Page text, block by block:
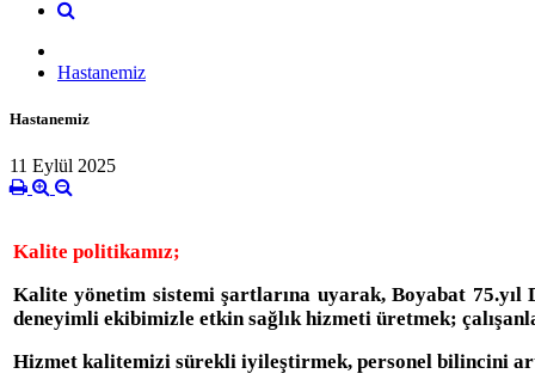
Hastanemiz
Hastanemiz
11 Eylül 2025
Kalite politikamız;
Kalite yönetim sistemi şartlarına uyarak, Boyabat 75.yıl
deneyimli ekibimizle etkin sağlık hizmeti üretmek;
Hizmet kalitemizi sürekli iyileştirmek, personel bilincini